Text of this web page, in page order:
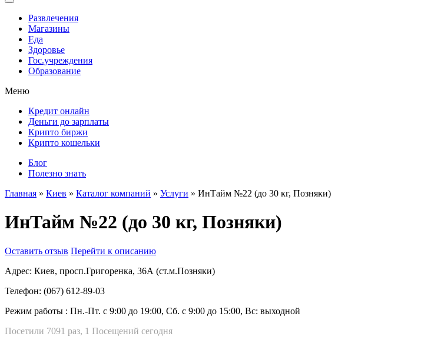
Развлечения
Магазины
Еда
Здоровье
Гос.учреждения
Образование
Меню
Кредит онлайн
Деньги до зарплаты
Крипто биржи
Крипто кошельки
Блог
Полезно знать
Главная » Киев » Каталог компаний » Услуги » ИнТайм №22 (до 30 кг, Позняки)
ИнТайм №22 (до 30 кг, Позняки)
Оставить отзыв Перейти к описанию
Адрес: Киев, просп.Григоренка, 36А (ст.м.Позняки)
Телефон: (067) 612-89-03
Режим работы : Пн.-Пт. с 9:00 до 19:00, Сб. с 9:00 до 15:00, Вс: выходной
Посетили 7091 раз, 1 Посещений сегодня